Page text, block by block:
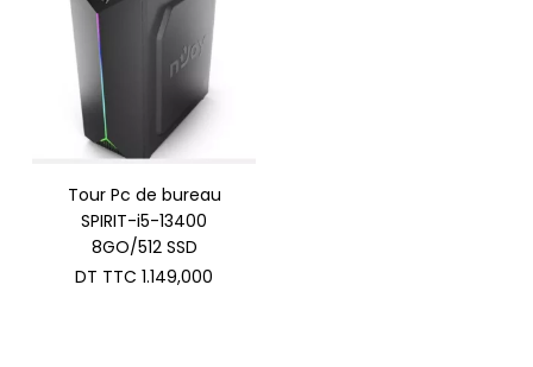
Tour Pc de bureau
SPIRIT-i5-13400
8GO/512 SSD
DT TTC 1.149,000